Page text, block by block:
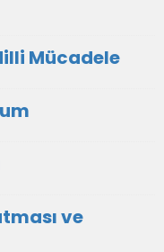
Mücadele
ve